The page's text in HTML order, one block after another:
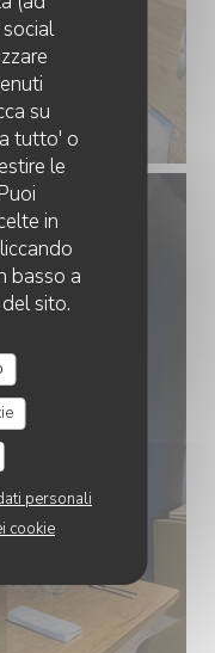
su
tutto' o
le
in
basso a
sito.
personali
cookie